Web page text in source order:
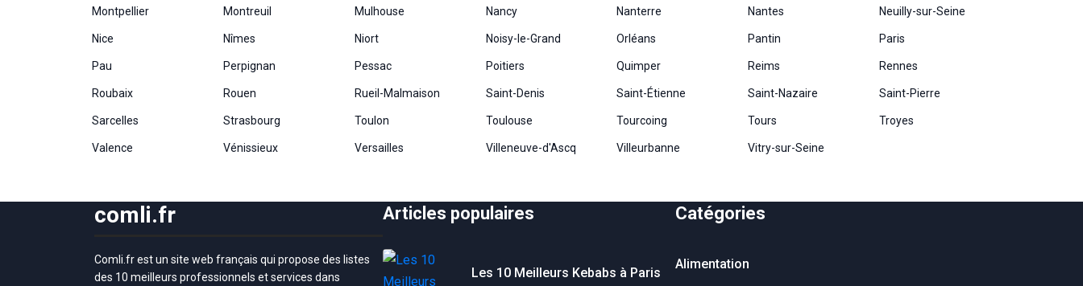
Montpellier Montreuil Mulhouse Nancy Nanterre Nantes Neuilly-sur-Seine
Nice Nîmes Niort Noisy-le-Grand Orléans Pantin Paris
Pau Perpignan Pessac Poitiers Quimper Reims Rennes
Roubaix Rouen Rueil-Malmaison Saint-Denis Saint-Étienne Saint-Nazaire Saint-Pierre
Sarcelles Strasbourg Toulon Toulouse Tourcoing Tours Troyes
Valence Vénissieux Versailles Villeneuve-d'Ascq Villeurbanne Vitry-sur-Seine
comli.fr
Comli.fr est un site web français qui propose des listes
des 10 meilleurs professionnels et services dans
Articles populaires
Les 10 Meilleurs Kebabs à Paris
Catégories
Alimentation